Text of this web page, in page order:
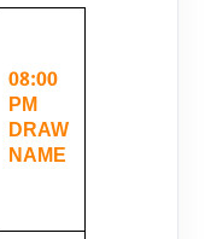
08:00
PM
DRAW
NAME